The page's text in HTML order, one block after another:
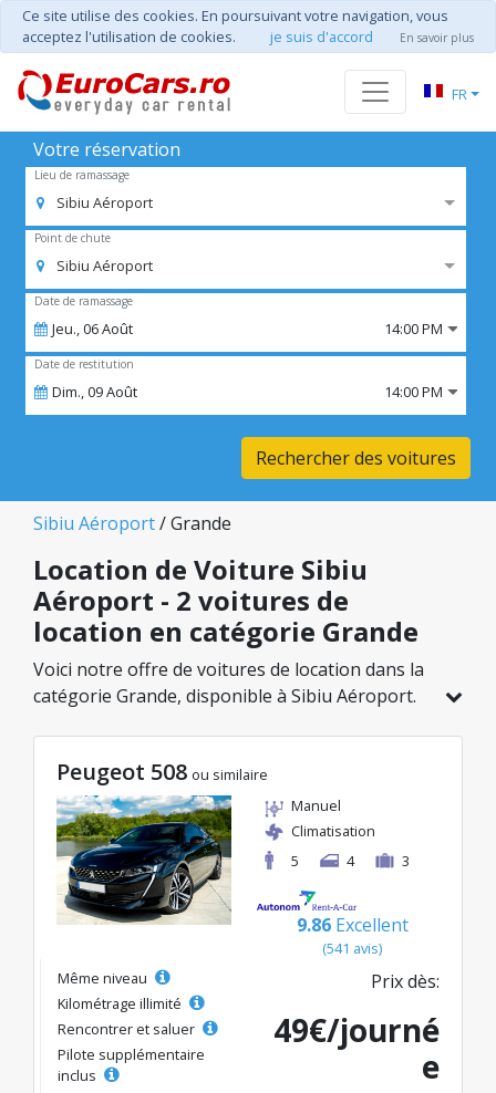
Ce site utilise des cookies. En poursuivant votre navigation, vous
acceptez l'utilisation de cookies.
je suis d'accord En savoir plus
FR
Votre réservation
Lieu de ramassage
Sibiu Aéroport
Point de chute
Sibiu Aéroport
Date de ramassage
Jeu.,06Août 14:00 PM
Date de restitution
Dim.,09Août 14:00 PM
Rechercher des voitures
Sibiu Aéroport/ Grande
Location de Voiture Sibiu
Aéroport - 2 voitures de
location en catégorie Grande
Voici notre offre de voitures de location dans la
catégorie Grande, disponible à Sibiu Aéroport.
catégorie sélectionnée, avec des tarifs
avantageux débutant à seulement 50€/jour.
Peugeot 508 ou similaire
Manuel
Climatisation
5
4 3
9.86 Excellent
(541 avis)
Même niveau
Kilométrage illimité
Rencontrer et saluer
Pilote supplémentaire
inclus
Prix dès:
49€/journé
e